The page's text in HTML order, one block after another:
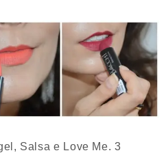
Salsa e Love Me. 3